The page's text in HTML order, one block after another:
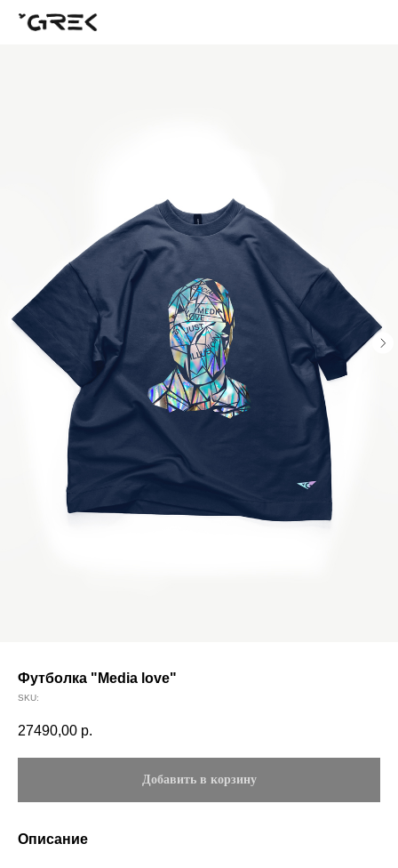
Футболка "Media love"
SKU:
27490,00 р.
Добавить в корзину
Описание